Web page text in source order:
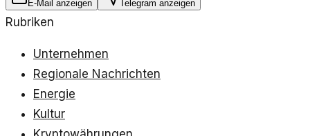
E-Mail anzeigen Telegram anzeigen
Rubriken
Unternehmen
Regionale Nachrichten
Energie
Kultur